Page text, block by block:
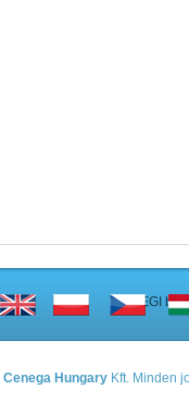
A PEGI
Cenega Hungary Kft. Minden